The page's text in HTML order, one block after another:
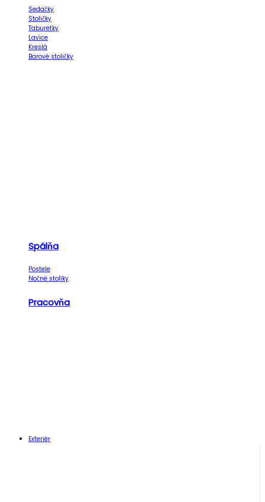
Sedačky
Stoličky
Taburetky
Lavice
Kreslá
Barové stoličky
Spálňa
Postele
Nočné stolíky
Pracovňa
Exteriér